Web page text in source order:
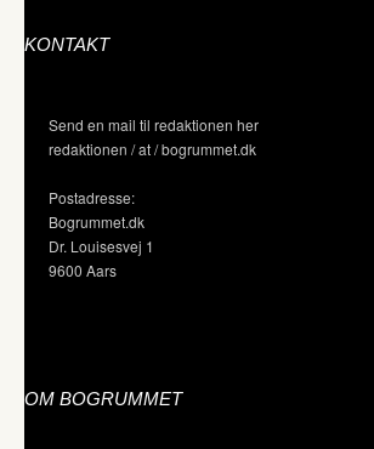
KONTAKT
Send en mail til redaktionen her
redaktionen / at / bogrummet.dk
Postadresse:
Bogrummet.dk
Dr. Louisesvej 1
9600 Aars
OM BOGRUMMET